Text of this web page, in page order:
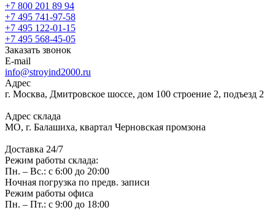
+7 800 201 89 94
+7 495 741-97-58
+7 495 122-01-15
+7 495 568-45-05
Заказать звонок
E-mail
info@stroyind2000.ru
Адрес
г. Москва, Дмитровское шоссе, дом 100 строение 2, подъезд 2
Адрес склада
МО, г. Балашиха, квартал Черновская промзона
Доставка 24/7
Режим работы склада:
Пн. – Вс.: с 6:00 до 20:00
Ночная погрузка по предв. записи
Режим работы офиса
Пн. – Пт.: с 9:00 до 18:00